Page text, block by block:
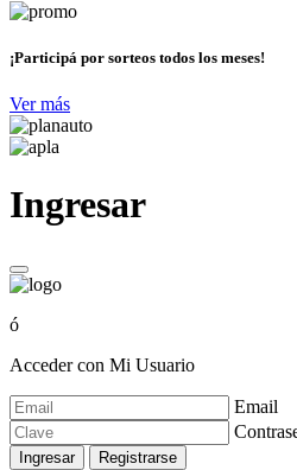
¡Participá por sorteos todos los meses!
Ver más
Ingresar
ó
Acceder con Mi Usuario
Email
Ingresar Registrarse